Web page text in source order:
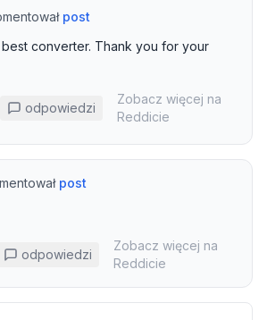
post
converter. Thank you for your
odpowiedzi
Zobacz więcej na
Reddicie
post
odpowiedzi
Zobacz więcej na
Reddicie